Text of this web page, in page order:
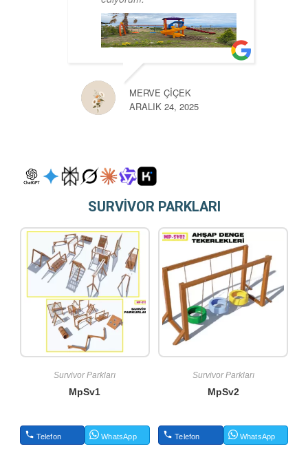
MERVE ÇIÇEK
ARALIK 24, 2025
SURVİVOR PARKLARI
Survivor Parkları
MpSv1
Telefon WhatsApp
Survivor Parkları
MpSv2
Telefon WhatsApp